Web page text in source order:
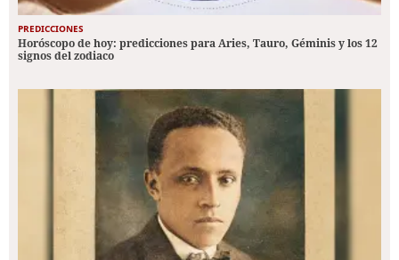
PREDICCIONES
Horóscopo de hoy: predicciones para Aries, Tauro, Géminis y los 12
signos del zodiaco